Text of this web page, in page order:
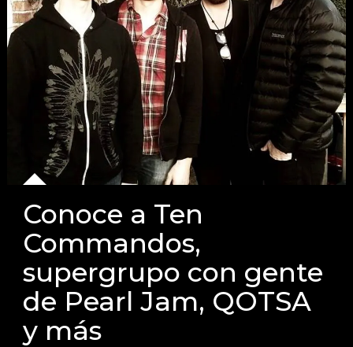
Conoce a Ten
Commandos,
supergrupo con gente
de Pearl Jam, QOTSA
y más